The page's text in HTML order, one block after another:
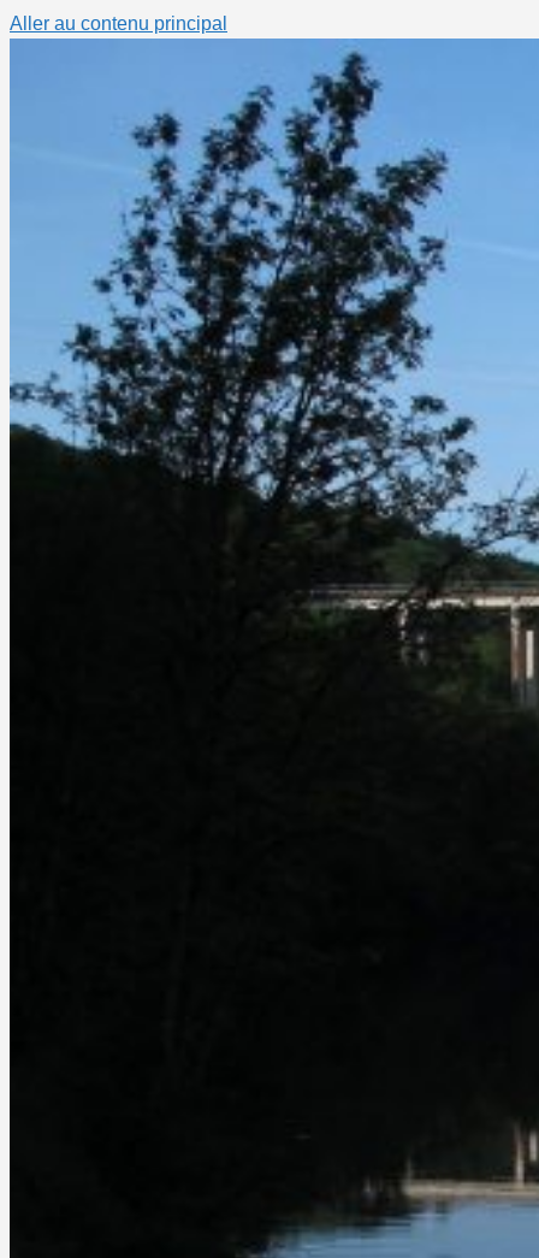
Aller au contenu principal